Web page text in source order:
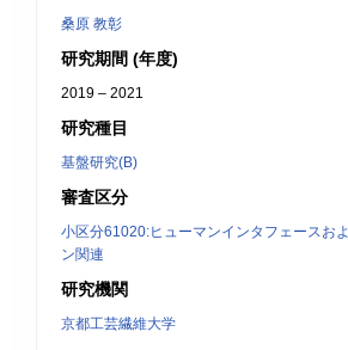
桑原 教彰
研究期間 (年度)
2019 – 2021
研究種目
基盤研究(B)
審査区分
小区分61020:ヒューマンインタフェースお
ン関連
研究機関
京都工芸繊維大学